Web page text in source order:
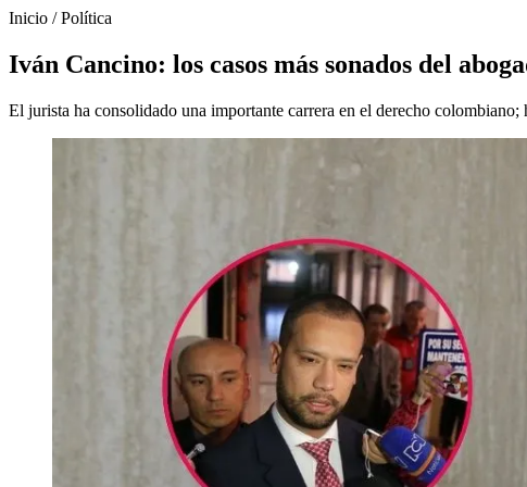
Inicio /Política
Iván Cancino: los casos más sonados del
El jurista ha consolidado una importante carrera en el derecho